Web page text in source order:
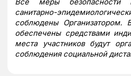
санитарно-
соблюдены Организатором.
обеспечены средствами
места участников будут
соблюдения социальной